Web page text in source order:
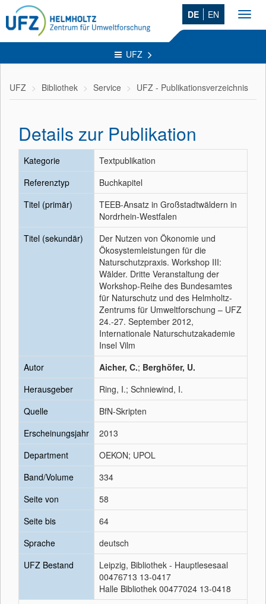
DE EN
UFZ
UFZ Bibliothek Service UFZ - Publikationsverzeichnis
Details zur Publikation
Kategorie
Textpublikation
Referenztyp
Buchkapitel
Titel (primär)
TEEB-Ansatz in Großstadtwäldern in
Nordrhein-Westfalen
Titel (sekundär)
Der Nutzen von Ökonomie und
Ökosystemleistungen für die
Naturschutzpraxis. Workshop III:
Wälder. Dritte Veranstaltung der
Workshop-Reihe des Bundesamtes
für Naturschutz und des Helmholtz-
Zentrums für Umweltforschung – UFZ
24.-27. September 2012,
Internationale Naturschutzakademie
Insel Vilm
Autor
Aicher, C.; Berghöfer, U.
Herausgeber
Ring, I.; Schniewind, I.
Quelle
BfN-Skripten
Erscheinungsjahr
2013
Department
OEKON; UPOL
Band/Volume
334
Seite von
58
Seite bis
64
Sprache
deutsch
UFZ Bestand
Leipzig, Bibliothek - Hauptlesesaal
00476713 13-0417
Halle Bibliothek 00477024 13-0418